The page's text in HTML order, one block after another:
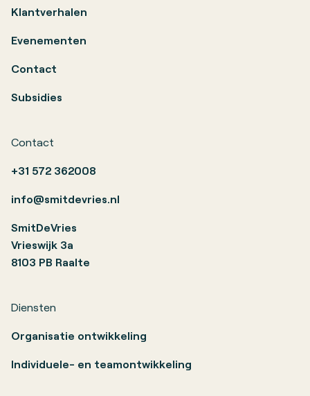
Klantverhalen
Evenementen
Contact
Subsidies
Diensten
Organisatie ontwikkeling
Individuele- en teamontwikkeling
Contact
+31 572 362008
info@smitdevries.nl
SmitDeVries
Vrieswijk 3a
8103 PB Raalte